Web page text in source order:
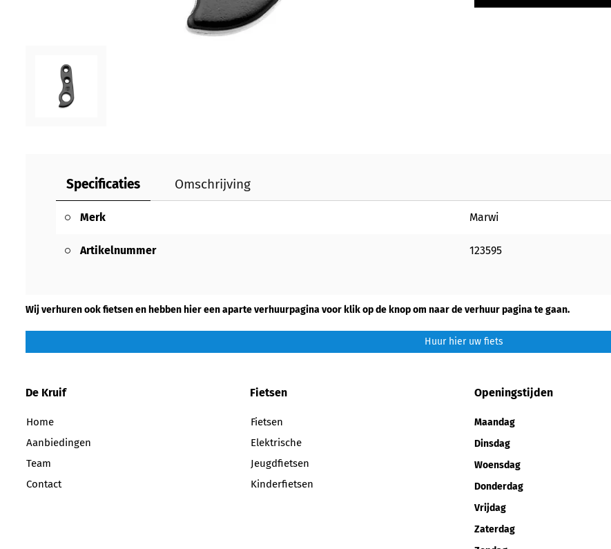
Specificaties Omschrijving
Merk Marwi
Artikelnummer 123595
Wij verhuren ook fietsen en hebben hier een aparte verhuurpagina voor klik op de knop om naar de verhuur pagina te gaan.
Huur hier uw fiets
De Kruif
Home
Aanbiedingen
Team
Contact
Fietsen
Fietsen
Elektrische
Jeugdfietsen
Kinderfietsen
Openingstijden
Maandag
Dinsdag
Woensdag
Donderdag
Vrijdag
Zaterdag